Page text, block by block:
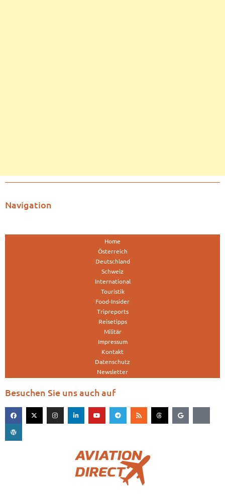
Navigation
Home
Österreich
Deutschland
Schweiz
International
Touristik
Food-Insider
Tripreports
Reisetipps
Militär
Impressum
Kontakt
Datenschutz
Newsletter
Besuchen Sie uns auch auf